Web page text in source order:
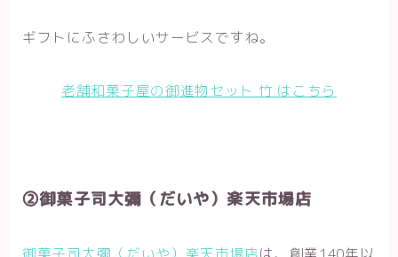
ギフトにふさわしいサービスですね。
老舗和菓子屋の御進物セット 竹 はこちら
②御菓子司大彌（だいや）楽天市場店